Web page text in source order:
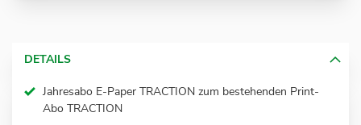
DETAILS
Jahresabo E-Paper TRACTION zum bestehenden Print-
Abo TRACTION